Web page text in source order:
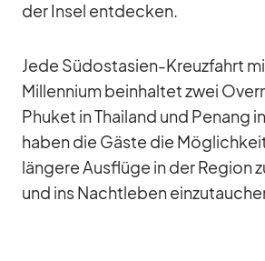
der In­sel ent­de­cken.
Jede Süd­ost­asien-Kreuz­fahrt
Mill­en­nium be­inhal­tet zwei
Phu­ket in Thai­land und Pe­nang
ha­ben die Gäste die
län­gere Aus­flüge in der Re­gion
und ins Nacht­le­ben